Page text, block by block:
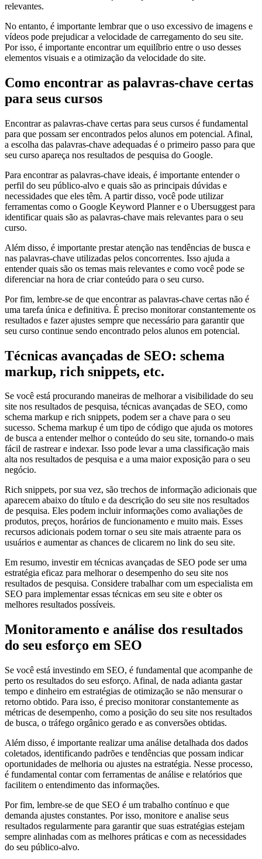
relevantes.
No entanto, é importante lembrar que o uso excessivo de imagens e
vídeos pode prejudicar a velocidade de carregamento do seu site.
Por isso, é importante encontrar um equilíbrio entre o uso desses
elementos visuais e a otimização da velocidade do site.
Como encontrar as palavras-chave certas
para seus cursos
Encontrar as palavras-chave certas para seus cursos é fundamental
para que possam ser encontrados pelos alunos em potencial. Afinal,
a escolha das palavras-chave adequadas é o primeiro passo para que
seu curso apareça nos resultados de pesquisa do Google.
Para encontrar as palavras-chave ideais, é importante entender o
perfil do seu público-alvo e quais são as principais dúvidas e
necessidades que eles têm. A partir disso, você pode utilizar
ferramentas como o Google Keyword Planner e o Ubersuggest para
identificar quais são as palavras-chave mais relevantes para o seu
curso.
Além disso, é importante prestar atenção nas tendências de busca e
nas palavras-chave utilizadas pelos concorrentes. Isso ajuda a
entender quais são os temas mais relevantes e como você pode se
diferenciar na hora de criar conteúdo para o seu curso.
Por fim, lembre-se de que encontrar as palavras-chave certas não é
uma tarefa única e definitiva. É preciso monitorar constantemente os
resultados e fazer ajustes sempre que necessário para garantir que
seu curso continue sendo encontrado pelos alunos em potencial.
Técnicas avançadas de SEO: schema
markup, rich snippets, etc.
Se você está procurando maneiras de melhorar a visibilidade do seu
site nos resultados de pesquisa, técnicas avançadas de SEO, como
schema markup e rich snippets, podem ser a chave para o seu
sucesso. Schema markup é um tipo de código que ajuda os motores
de busca a entender melhor o conteúdo do seu site, tornando-o mais
fácil de rastrear e indexar. Isso pode levar a uma classificação mais
alta nos resultados de pesquisa e a uma maior exposição para o seu
negócio.
Rich snippets, por sua vez, são trechos de informação adicionais que
aparecem abaixo do título e da descrição do seu site nos resultados
de pesquisa. Eles podem incluir informações como avaliações de
produtos, preços, horários de funcionamento e muito mais. Esses
recursos adicionais podem tornar o seu site mais atraente para os
usuários e aumentar as chances de clicarem no link do seu site.
Em resumo, investir em técnicas avançadas de SEO pode ser uma
estratégia eficaz para melhorar o desempenho do seu site nos
resultados de pesquisa. Considere trabalhar com um especialista em
SEO para implementar essas técnicas em seu site e obter os
melhores resultados possíveis.
Monitoramento e análise dos resultados
do seu esforço em SEO
Se você está investindo em SEO, é fundamental que acompanhe de
perto os resultados do seu esforço. Afinal, de nada adianta gastar
tempo e dinheiro em estratégias de otimização se não mensurar o
retorno obtido. Para isso, é preciso monitorar constantemente as
métricas de desempenho, como a posição do seu site nos resultados
de busca, o tráfego orgânico gerado e as conversões obtidas.
Além disso, é importante realizar uma análise detalhada dos dados
coletados, identificando padrões e tendências que possam indicar
oportunidades de melhoria ou ajustes na estratégia. Nesse processo,
é fundamental contar com ferramentas de análise e relatórios que
facilitem o entendimento das informações.
Por fim, lembre-se de que SEO é um trabalho contínuo e que
demanda ajustes constantes. Por isso, monitore e analise seus
resultados regularmente para garantir que suas estratégias estejam
sempre alinhadas com as melhores práticas e com as necessidades
do seu público-alvo.